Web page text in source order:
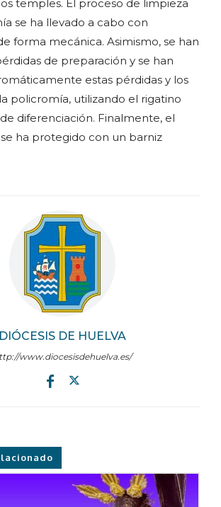
DIÓCESIS DE HUELVA
www.diocesisdehuelva.es/
temples. El proceso de limpieza
se ha llevado a cabo con
forma mecánica. Asimismo, se han
de preparación y se han
estas pérdidas y los
policromía, utilizando el rigatino
diferenciación. Finalmente, el
ha protegido con un barniz